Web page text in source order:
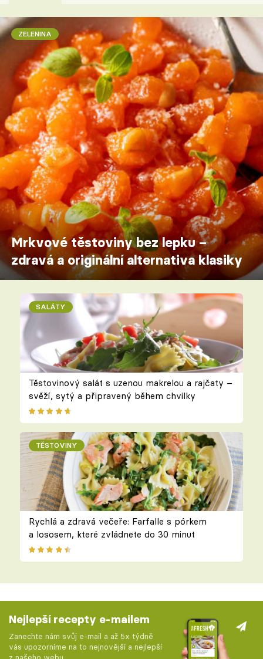
ZELENINA
Mrkvové těstoviny bez lepku –
zdravá a originální alternativa klasiky
SALÁTY
Těstovinový salát s uzenou makrelou a rajčaty –
svěží, sytý a připravený během chvilky
TĚSTOVINY
Rychlá a zdravá večeře: Farfalle s pórkem
a lososem, které zvládnete do 30 minut
Nejlepší recepty e-mailem
Zanechte nám svůj e-mail a až 5x týdně
vás upozorníme na to nejnovější a nejlepší
z našeho webu.